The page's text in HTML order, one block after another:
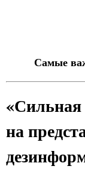
Самые
«Сильная
на